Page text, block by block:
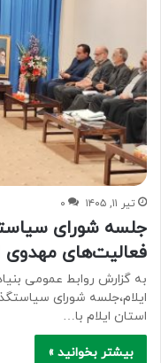
تیر ۱۱, ۱۴۰۵ ۰
جلسه شورای
فعالیت‌های مهدوی
به گزارش روابط عمومی
ایلام،جلسه شورای
استان ایلام با…
بیشتر بخوانید »